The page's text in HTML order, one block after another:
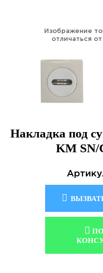
Изображение
отличаться
Накладка под
KM SN/